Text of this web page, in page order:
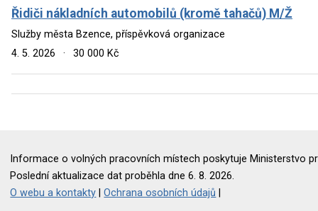
Řidiči nákladních automobilů (kromě tahačů) M/Ž
Služby města Bzence, příspěvková organizace
4. 5. 2026
· 30 000 Kč
Informace o volných pracovních místech poskytuje Ministerstvo
Poslední aktualizace dat proběhla dne 6. 8. 2026.
O webu a kontakty |Ochrana osobních údajů